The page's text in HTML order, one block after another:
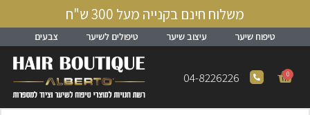
משלוח חינם בקנייה מעל 300 ש"ח
טיפוח שיער עיצוב שיער טיפולים לשיער צבעים
0
04-8226226